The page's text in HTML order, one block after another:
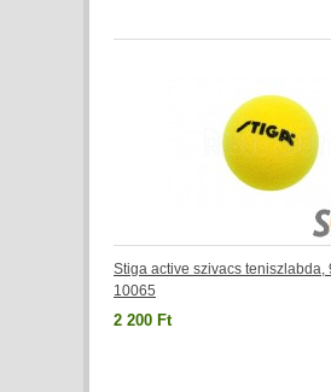
Stiga active szivacs teniszlabda,
10065
2 200 Ft